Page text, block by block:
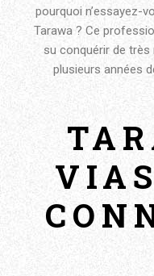
pourquoi n’essayez-
Tarawa ? Ce
su conquérir de
plusieurs années